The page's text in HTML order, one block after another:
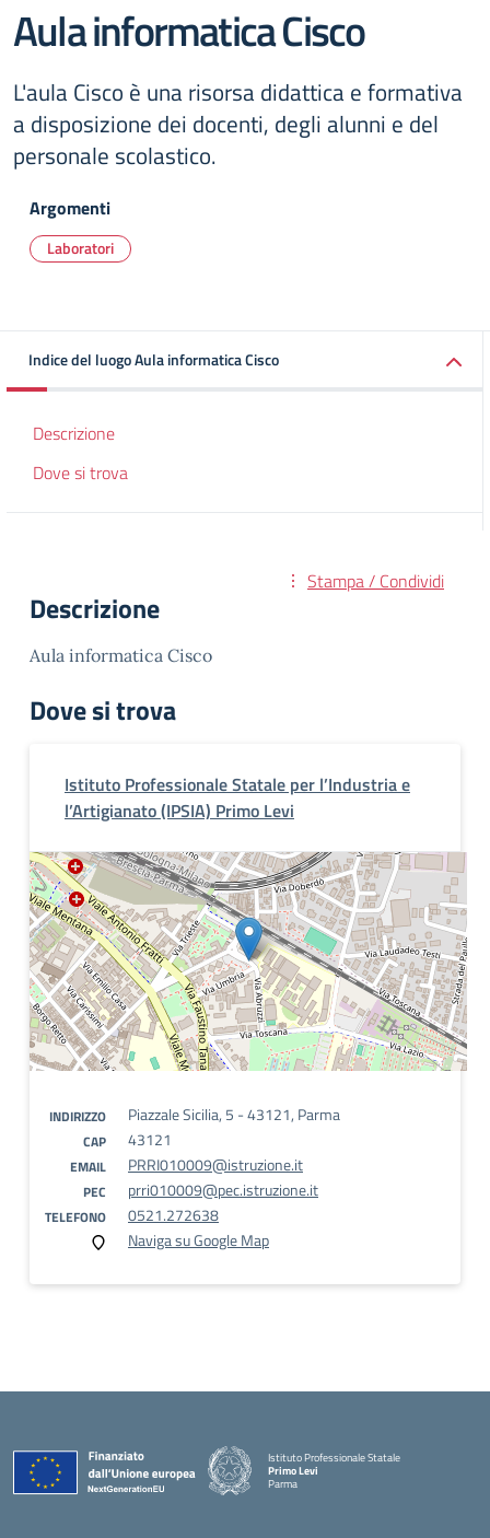
Aula informatica Cisco
L'aula Cisco è una risorsa didattica e formativa
a disposizione dei docenti, degli alunni e del
personale scolastico.
Argomenti
Laboratori
Indice del luogo Aula informatica Cisco
Descrizione
Dove si trova
Stampa / Condividi
Descrizione
Aula informatica Cisco
Dove si trova
Istituto Professionale Statale per l’Industria e
l’Artigianato (IPSIA) Primo Levi
INDIRIZZO Piazzale Sicilia, 5 - 43121, Parma
CAP 43121
EMAIL PRRI010009@istruzione.it
PEC prri010009@pec.istruzione.it
TELEFONO
0521.272638
Naviga su Google Map
Istituto Professionale Statale
Primo Levi
Parma